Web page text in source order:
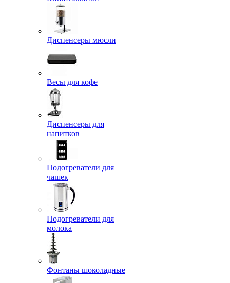
Диспенсеры мюсли
Весы для кофе
Диспенсеры для
напитков
Подогреватели для
чашек
Подогреватели для
молока
Фонтаны шоколадные